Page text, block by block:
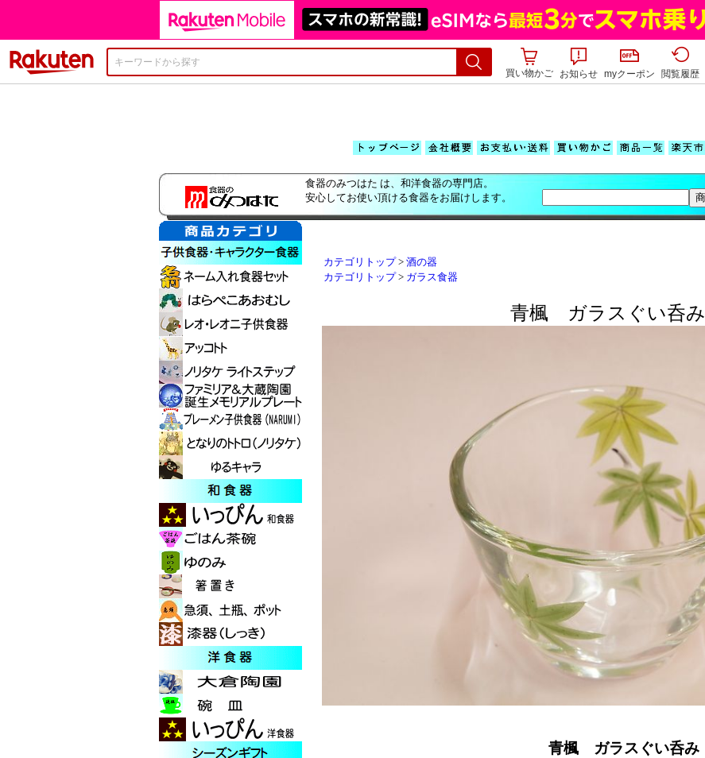
買い物かご
お知らせ myクーポン 閲覧履歴
食器のみつはた は、和洋食器の専門店。
安心してお使い頂ける食器をお届けします。
カテゴリトップ> 酒の器
カテゴリトップ> ガラス食器
青楓 ガラスぐい呑み
青楓 ガラスぐい呑み